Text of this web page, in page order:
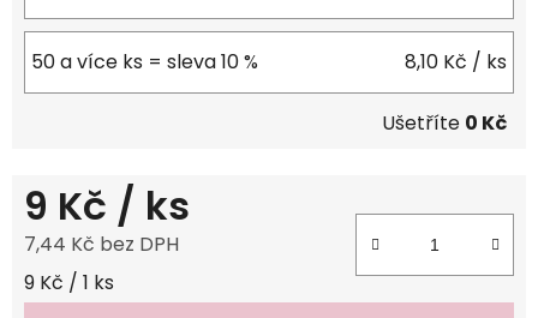
50 a více ks = sleva 10 % 8,10 Kč / ks
Ušetříte 0 Kč
9 Kč / ks
7,44 Kč bez DPH
Měrná cena:
9 Kč / 1 ks